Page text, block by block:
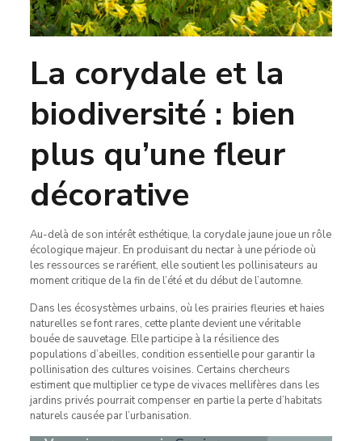
La corydale et la
biodiversité : bien
plus qu’une fleur
décorative
Au-delà de son intérêt esthétique, la corydale jaune joue un rôle
écologique majeur. En produisant du nectar à une période où
les ressources se raréfient, elle soutient les pollinisateurs au
moment critique de la fin de l’été et du début de l’automne.
Dans les écosystèmes urbains, où les prairies fleuries et haies
naturelles se font rares, cette plante devient une véritable
bouée de sauvetage. Elle participe à la résilience des
populations d’abeilles, condition essentielle pour garantir la
pollinisation des cultures voisines. Certains chercheurs
estiment que multiplier ce type de vivaces mellifères dans les
jardins privés pourrait compenser en partie la perte d’habitats
naturels causée par l’urbanisation.